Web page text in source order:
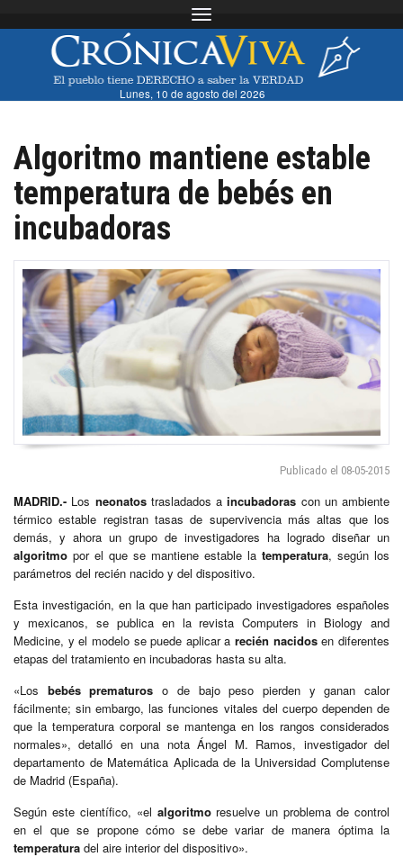
Toggle navigation
Lunes, 10 de agosto del 2026
Algoritmo mantiene estable
temperatura de bebés en
incubadoras
Publicado el 08-05-2015
MADRID.- Los neonatostrasladados aincubadoras con un ambiente
térmico estable registran tasas de supervivencia más altas que los
demás, y ahora un grupo de investigadores ha logrado diseñar un
algoritmo por el que se mantiene estable la temperatura, según los
parámetros del recién nacido y del dispositivo.
Esta investigación, en la que han participado investigadores españoles
y mexicanos, se publica en la revista Computers in Biology and
Medicine, y el modelo se puede aplicar arecién nacidosen diferentes
etapas del tratamiento en incubadoras hasta su alta.
«Los bebés prematuros o de bajo peso pierden y ganan calor
fácilmente; sin embargo, las funciones vitales del cuerpo dependen de
que la temperatura corporal se mantenga en los rangos considerados
normales», detalló en una nota Ángel M. Ramos, investigador del
departamento de Matemática Aplicada de la Universidad Complutense
de Madrid (España).
Según este científico, «el algoritmoresuelve un problema de control
en el que se propone cómo se debe variar de manera óptima la
temperatura del aire interior del dispositivo».